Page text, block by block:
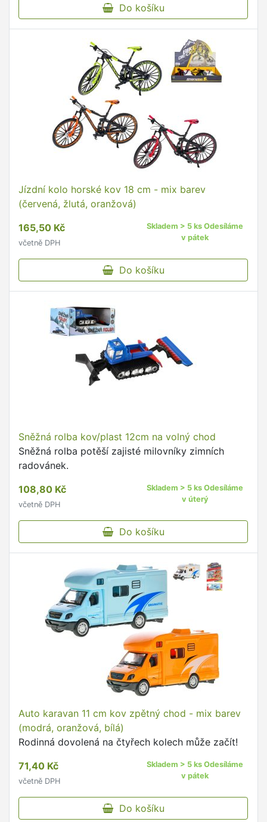
Do košíku
Jízdní kolo horské kov 18 cm - mix barev
(červená, žlutá, oranžová)
165,50 Kč
včetně DPH
Skladem > 5 ks Odesíláme
v pátek
Do košíku
Sněžná rolba kov/plast 12cm na volný chod
Sněžná rolba potěší zajisté milovníky zimních
radovánek.
108,80 Kč
včetně DPH
Skladem > 5 ks Odesíláme
v úterý
Do košíku
Auto karavan 11 cm kov zpětný chod - mix barev
(modrá, oranžová, bílá)
Rodinná dovolená na čtyřech kolech může začít!
71,40 Kč
včetně DPH
Skladem > 5 ks Odesíláme
v pátek
Do košíku